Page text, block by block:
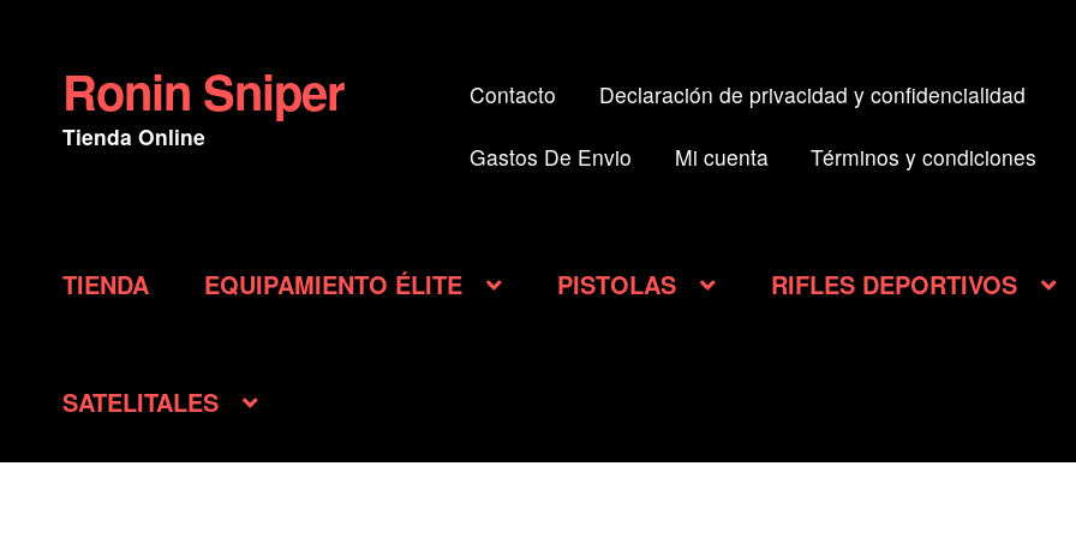
Ir
a
la
Ir
al
contenido
Ronin Sniper
Tienda Online
Contacto Declaración de privacidad y confidencialidad
Gastos De Envio Mi cuenta Términos y condiciones
TIENDA EQUIPAMIENTO ÉLITE PISTOLAS RIFLES DEPORTIVOS
SATELITALES